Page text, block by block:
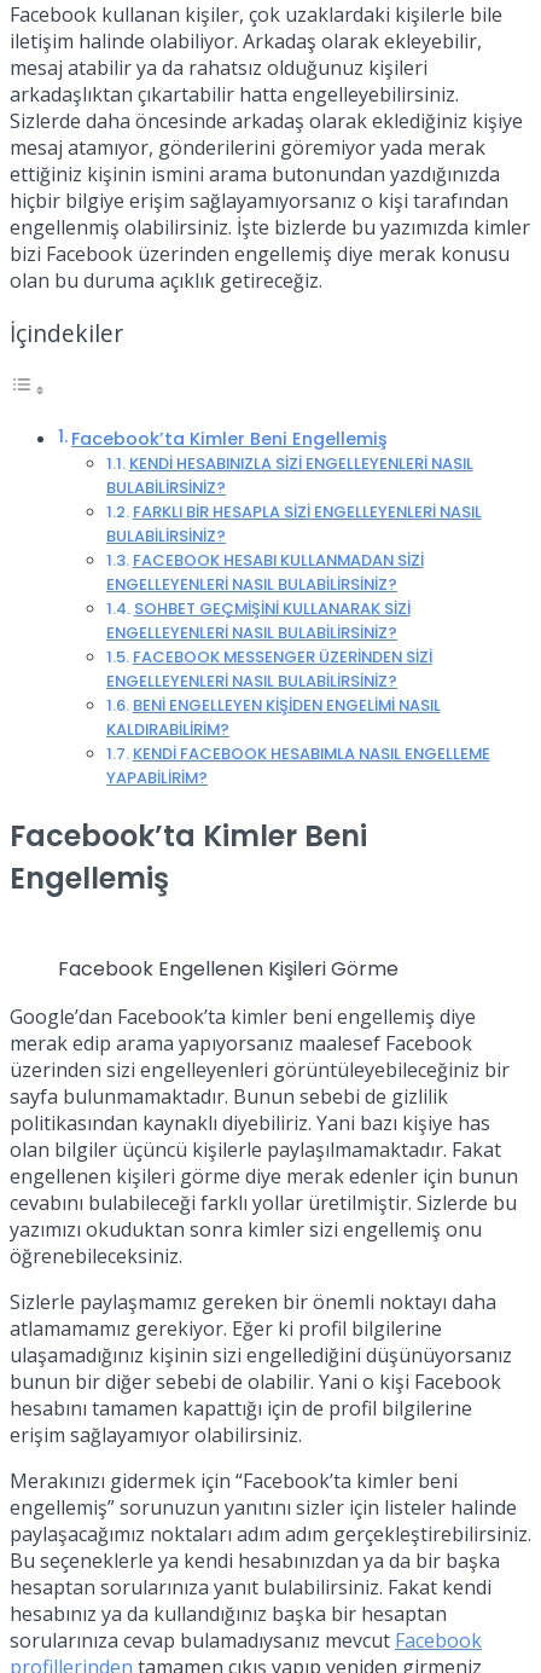
Facebook kullanan kişiler, çok uzaklardaki kişilerle bile
iletişim halinde olabiliyor. Arkadaş olarak ekleyebilir,
mesaj atabilir ya da rahatsız olduğunuz kişileri
arkadaşlıktan çıkartabilir hatta engelleyebilirsiniz.
Sizlerde daha öncesinde arkadaş olarak eklediğiniz kişiye
mesaj atamıyor, gönderilerini göremiyor yada merak
ettiğiniz kişinin ismini arama butonundan yazdığınızda
hiçbir bilgiye erişim sağlayamıyorsanız o kişi tarafından
engellenmiş olabilirsiniz. İşte bizlerde bu yazımızda kimler
bizi Facebook üzerinden engellemiş diye merak konusu
olan bu duruma açıklık getireceğiz.
İçindekiler
Facebook’ta Kimler Beni Engellemiş
KENDİ HESABINIZLA SİZİ ENGELLEYENLERİ NASIL
BULABİLİRSİNİZ?
FARKLI BİR HESAPLA SİZİ ENGELLEYENLERİ NASIL
BULABİLİRSİNİZ?
FACEBOOK HESABI KULLANMADAN SİZİ
ENGELLEYENLERİ NASIL BULABİLİRSİNİZ?
SOHBET GEÇMİŞİNİ KULLANARAK SİZİ
ENGELLEYENLERİ NASIL BULABİLİRSİNİZ?
FACEBOOK MESSENGER ÜZERİNDEN SİZİ
ENGELLEYENLERİ NASIL BULABİLİRSİNİZ?
BENİ ENGELLEYEN KİŞİDEN ENGELİMİ NASIL
KALDIRABİLİRİM?
KENDİ FACEBOOK HESABIMLA NASIL ENGELLEME
YAPABİLİRİM?
Facebook’ta Kimler Beni
Engellemiş
Facebook Engellenen Kişileri Görme
Google’dan Facebook’ta kimler beni engellemiş diye
merak edip arama yapıyorsanız maalesef Facebook
üzerinden sizi engelleyenleri görüntüleyebileceğiniz bir
sayfa bulunmamaktadır. Bunun sebebi de gizlilik
politikasından kaynaklı diyebiliriz. Yani bazı kişiye has
olan bilgiler üçüncü kişilerle paylaşılmamaktadır. Fakat
engellenen kişileri görme diye merak edenler için bunun
cevabını bulabileceği farklı yollar üretilmiştir. Sizlerde bu
yazımızı okuduktan sonra kimler sizi engellemiş onu
öğrenebileceksiniz.
Sizlerle paylaşmamız gereken bir önemli noktayı daha
atlamamamız gerekiyor. Eğer ki profil bilgilerine
ulaşamadığınız kişinin sizi engellediğini düşünüyorsanız
bunun bir diğer sebebi de olabilir. Yani o kişi Facebook
hesabını tamamen kapattığı için de profil bilgilerine
erişim sağlayamıyor olabilirsiniz.
Merakınızı gidermek için “Facebook’ta kimler beni
engellemiş” sorunuzun yanıtını sizler için listeler halinde
paylaşacağımız noktaları adım adım gerçekleştirebilirsiniz.
Bu seçeneklerle ya kendi hesabınızdan ya da bir başka
hesaptan sorularınıza yanıt bulabilirsiniz. Fakat kendi
hesabınız ya da kullandığınız başka bir hesaptan
sorularınıza cevap bulamadıysanız mevcut Facebook
profillerinden tamamen çıkış yapıp yeniden girmeniz